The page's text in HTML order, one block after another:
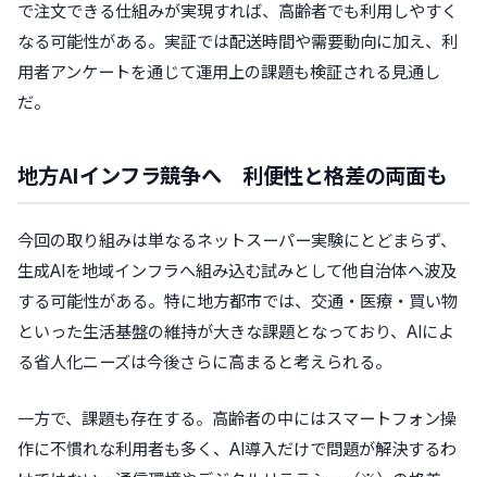
で注文できる仕組みが実現すれば、高齢者でも利用しやすく
なる可能性がある。実証では配送時間や需要動向に加え、利
用者アンケートを通じて運用上の課題も検証される見通し
だ。
地方AIインフラ競争へ 利便性と格差の両面も
今回の取り組みは単なるネットスーパー実験にとどまらず、
生成AIを地域インフラへ組み込む試みとして他自治体へ波及
する可能性がある。特に地方都市では、交通・医療・買い物
といった生活基盤の維持が大きな課題となっており、AIによ
る省人化ニーズは今後さらに高まると考えられる。
一方で、課題も存在する。高齢者の中にはスマートフォン操
作に不慣れな利用者も多く、AI導入だけで問題が解決するわ